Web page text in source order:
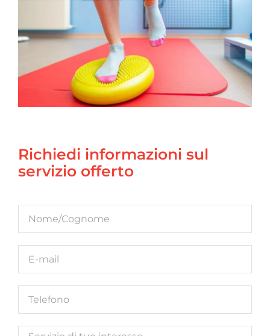
Richiedi informazioni sul
servizio offerto